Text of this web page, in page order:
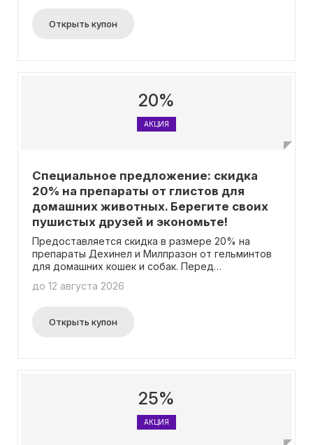
Открыть купон
20%
АКЦИЯ
Специальное предложение: скидка
20% на препараты от глистов для
домашних животных. Берегите своих
пушистых друзей и экономьте!
Предоставляется скидка в размере 20% на
препараты Дехинел и Милпразон от гельминтов
для домашних кошек и собак. Перед
необходимо внимательно изучить инструкцию и
до 12 августа 2026
Открыть купон
25%
АКЦИЯ